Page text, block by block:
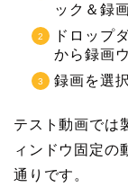
ック＆録
ドロップ
から録画
録画を選択
テスト動画では
ィンドウ固定の
通りです。